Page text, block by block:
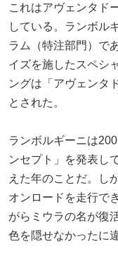
これはアヴェンタド
している。ランボル
ラム（特注部門）で
イズを施したスペシ
ングは「アヴェンタ
とされた。
ランボルギーニは
ンセプト」を発表し
えた年のことだ。し
オンロードを走行で
がらミウラの名が復
色を隠せなかったに